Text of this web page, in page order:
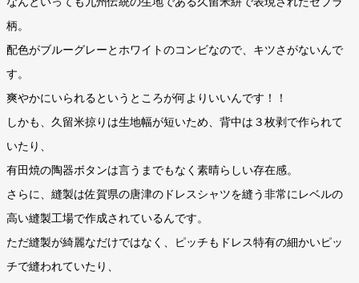
柄。
配色がブルーグレーとホワイトのコンビなので、キツさがないんで
す。
爽やかにいられるというところが何よりいいんです！！
しかも、久留米掠りは生地幅が短いため、背中は３枚剥で作られて
いたり、
有田焼の陶器ボタンは言うまでもなく素晴らしい存在感。
さらに、縫製は佐賀県の唐津のドレスシャツを縫う非常にレベルの
高い縫製工場で作成されているんです。
ただ縫製が綺麗なだけではなく、ピッチもドレス特有の細かいピッ
チで縫われていたり、